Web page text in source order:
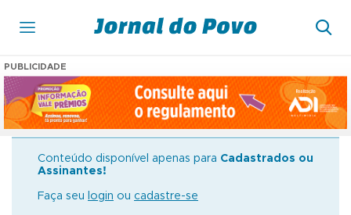
PUBLICIDADE
Conteúdo disponível apenas para Cadastrados ou
Assinantes!
Faça seu login ou cadastre-se